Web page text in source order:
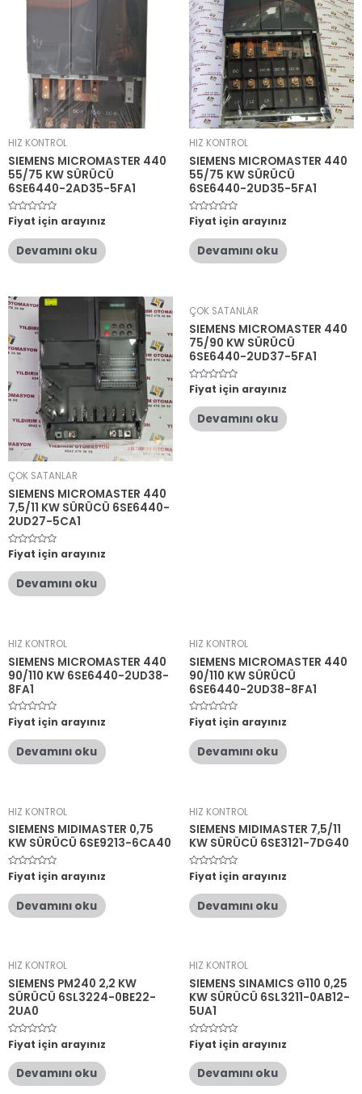
HIZ KONTROL
SIEMENS MICROMASTER 440
55/75 KW SÜRÜCÜ
6SE6440-2AD35-5FA1
5
üzerinden
oy
aldı
Fiyat için arayınız
Devamını oku
HIZ KONTROL
SIEMENS MICROMASTER 440
55/75 KW SÜRÜCÜ
6SE6440-2UD35-5FA1
5
üzerinden
oy
aldı
Fiyat için arayınız
Devamını oku
ÇOK SATANLAR
SIEMENS MICROMASTER 440
7,5/11 KW SÜRÜCÜ 6SE6440-
2UD27-5CA1
5
üzerinden
oy
aldı
Fiyat için arayınız
Devamını oku
ÇOK SATANLAR
SIEMENS MICROMASTER 440
75/90 KW SÜRÜCÜ
6SE6440-2UD37-5FA1
5
üzerinden
oy
aldı
Fiyat için arayınız
Devamını oku
HIZ KONTROL
SIEMENS MICROMASTER 440
90/110 KW 6SE6440-2UD38-
8FA1
5
üzerinden
oy
aldı
Fiyat için arayınız
Devamını oku
HIZ KONTROL
SIEMENS MICROMASTER 440
90/110 KW SÜRÜCÜ
6SE6440-2UD38-8FA1
5
üzerinden
oy
aldı
Fiyat için arayınız
Devamını oku
HIZ KONTROL
SIEMENS MIDIMASTER 0,75
KW SÜRÜCÜ 6SE9213-6CA40
5
üzerinden
oy
aldı
Fiyat için arayınız
Devamını oku
HIZ KONTROL
SIEMENS MIDIMASTER 7,5/11
KW SÜRÜCÜ 6SE3121-7DG40
5
üzerinden
oy
aldı
Fiyat için arayınız
Devamını oku
HIZ KONTROL
SIEMENS PM240 2,2 KW
SÜRÜCÜ 6SL3224-0BE22-
2UA0
5
üzerinden
oy
aldı
Fiyat için arayınız
Devamını oku
HIZ KONTROL
SIEMENS SINAMICS G110 0,25
KW SÜRÜCÜ 6SL3211-0AB12-
5UA1
5
üzerinden
oy
aldı
Fiyat için arayınız
Devamını oku